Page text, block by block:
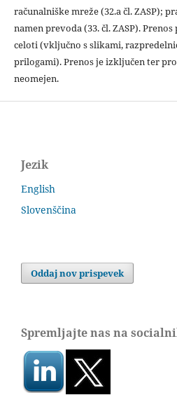
računalniške mreže (32.a čl. ZASP);
namen prevoda (33. čl. ZASP).
celoti (vključno s slikami,
prilogami). Prenos je izključen ter
neomejen.
Jezik
English
Slovenščina
Oddaj nov prispevek
Spremljajte nas na